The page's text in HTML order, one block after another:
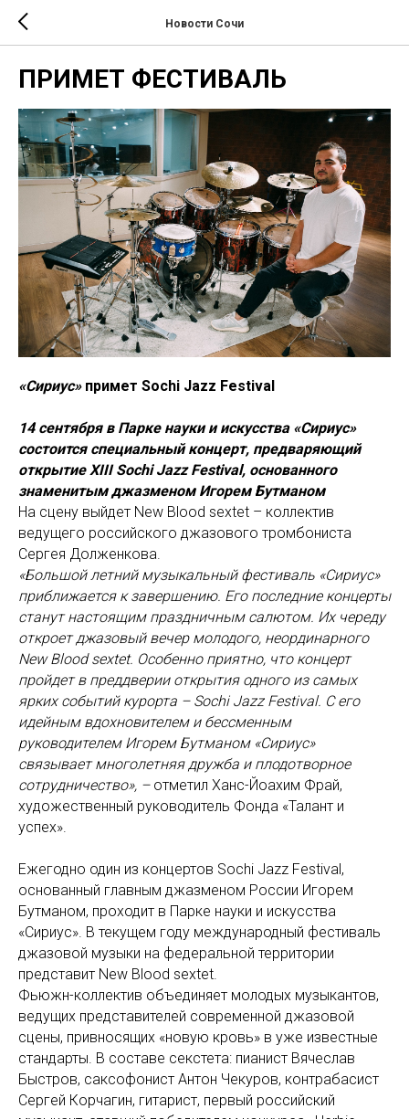
Новости Сочи
ПРИМЕТ ФЕСТИВАЛЬ
«Сириус»примет Sochi Jazz Festival
14 сентября в Парке науки и искусства «Сириус»
состоится специальный концерт, предваряющий
открытие XIII Sochi Jazz Festival, основанного
знаменитым джазменом Игорем Бутманом
На сцену выйдет New Blood sextet – коллектив
ведущего российского джазового тромбониста
Сергея Долженкова.
«Большой летний музыкальный фестиваль «Сириус»
приближается к завершению. Его последние концерты
станут настоящим праздничным салютом. Их череду
откроет джазовый вечер молодого, неординарного
New Blood sextet. Особенно приятно, что концерт
пройдет в преддверии открытия одного из самых
ярких событий курорта – Sochi Jazz Festival. С его
идейным вдохновителем и бессменным
руководителем Игорем Бутманом «Сириус»
связывает многолетняя дружба и плодотворное
сотрудничество», – отметил Ханс-Йоахим Фрай,
художественный руководитель Фонда «Талант и
успех».
Ежегодно один из концертов Sochi Jazz Festival,
основанный главным джазменом России Игорем
Бутманом, проходит в Парке науки и искусства
«Сириус». В текущем году международный фестиваль
джазовой музыки на федеральной территории
представит New Blood sextet.
Фьюжн-коллектив объединяет молодых музыкантов,
ведущих представителей современной джазовой
сцены, привносящих «новую кровь» в уже известные
стандарты. В составе секстета: пианист Вячеслав
Быстров, саксофонист Антон Чекуров, контрабасист
Сергей Корчагин, гитарист, первый российский